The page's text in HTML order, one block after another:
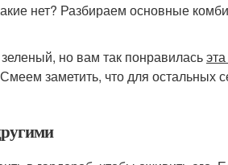
нет? Разбираем основные
но вам так понравилась
заметить, что для остальных